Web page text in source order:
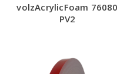
volzAcrylicFoam 76080
PV2